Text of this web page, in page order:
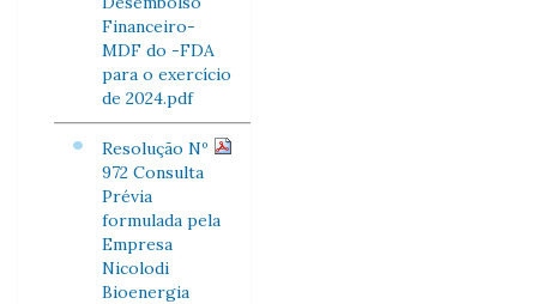
Financeiro-
MDF do -FDA
para o exercício
de 2024.pdf
Resolução Nº
972 Consulta
Prévia
formulada pela
Empresa
Nicolodi
Bioenergia